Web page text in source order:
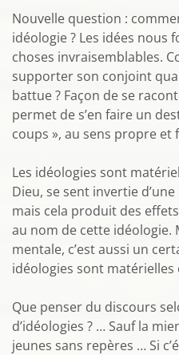
Nouvelle question :
idéologie ? Les idées
choses invraisemblables.
supporter son conjoint
battue ? Façon de se
permet de s’en faire un
coups », au sens propre et
Les idéologies sont
Dieu, se sent invertie
mais cela produit des
au nom de cette idéologie.
mentale, c’est aussi un
idéologies sont matérielles
Que penser du discours
d’idéologies ? … Sauf la
jeunes sans repères … Si